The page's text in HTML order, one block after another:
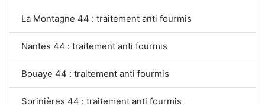
La Montagne 44 : traitement anti fourmis
Nantes 44 : traitement anti fourmis
Bouaye 44 : traitement anti fourmis
Sorinières 44 : traitement anti fourmis